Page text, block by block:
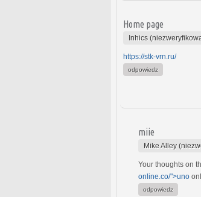
Home page
Inhics
https://stk-vrn.ru/
odpowiedz
miie
Mike Alley
Your thoughts on
online.co/">uno
odpowiedz